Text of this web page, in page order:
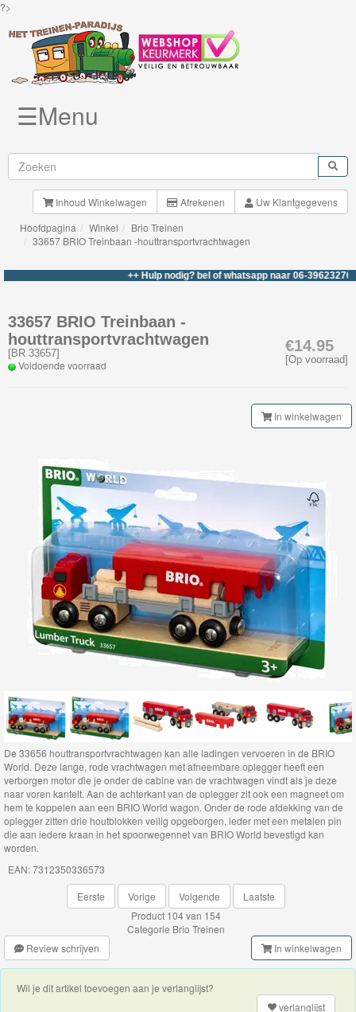
?>
Brio
Treinen
Nieuwe
My
First
Railway
Brio
Smart
Tech
Brio
Treinenset
Brio
Gebouwen
Brio
Bruggen
Brio
lokomotieven
Brio
Trein
batterij
Brio
Wagons
☰Menu
Inhoud Winkelwagen Afrekenen
Uw Klantgegevens
Hoofdpagina
Winkel
Brio Treinen
33657 BRIO Treinbaan -houttransportvrachtwagen
++ Hulp nodig? bel of whatsapp naar 06-39623276 +++
€14.95
[Op voorraad]
33657 BRIO Treinbaan -
houttransportvrachtwagen
[BR 33657]
Voldoende voorraad
In winkelwagen
De 33656 houttransportvrachtwagen kan alle ladingen vervoeren in de BRIO
World. Deze lange, rode vrachtwagen met afneembare oplegger heeft een
verborgen motor die je onder de cabine van de vrachtwagen vindt als je deze
naar voren kantelt. Aan de achterkant van de oplegger zit ook een magneet om
hem te koppelen aan een BRIO World wagon. Onder de rode afdekking van de
oplegger zitten drie houtblokken veilig opgeborgen, ieder met een metalen pin
die aan iedere kraan in het spoorwegennet van BRIO World bevestigd kan
worden.
EAN: 7312350336573
Eerste
Vorige Volgende
Laatste
Product 104 van 154
Categorie Brio Treinen
Review schrijven
In winkelwagen
Wil je dit artikel toevoegen aan je verlanglijst?
verlanglijst